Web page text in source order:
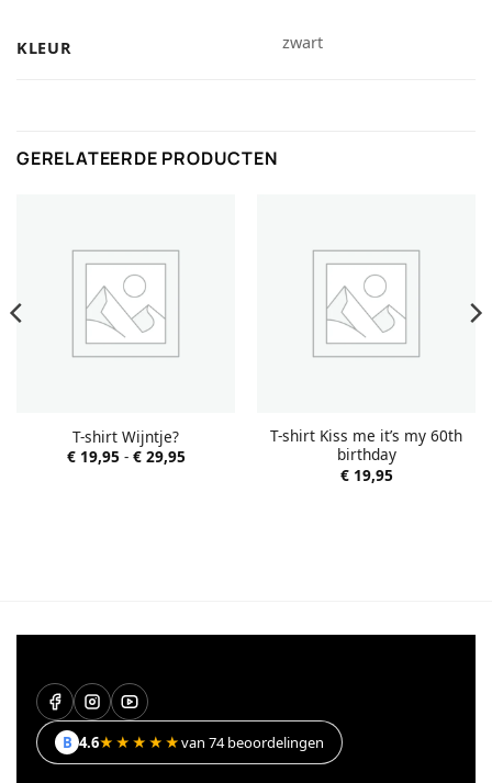
KLEUR zwart
GERELATEERDE PRODUCTEN
T-shirt Wijntje?
€19,95 - €29,95Prijsklasse:
T-shirt Kiss me it’s my 60th
birthday
€19,95
B 4.6★★★★★van 74 beoordelingen